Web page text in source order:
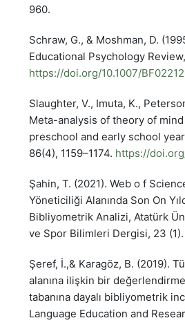
960.
Schraw, G., & Moshman, D.
Educational Psychology
https://doi.org/10.1007/
Slaughter, V., Imuta, K.,
Meta-analysis of theory of
preschool and early school
86(4), 1159–1174. https://
Şahin, T. (2021). Web o f
Yöneticiliği Alanında Son On
Bibliyometrik Analizi, Atatürk
ve Spor Bilimleri Dergisi, 23 (1).
Şeref, İ.,& Karagöz, B. (2019).
alanına ilişkin bir
tabanına dayalı bibliyometrik
Language Education and